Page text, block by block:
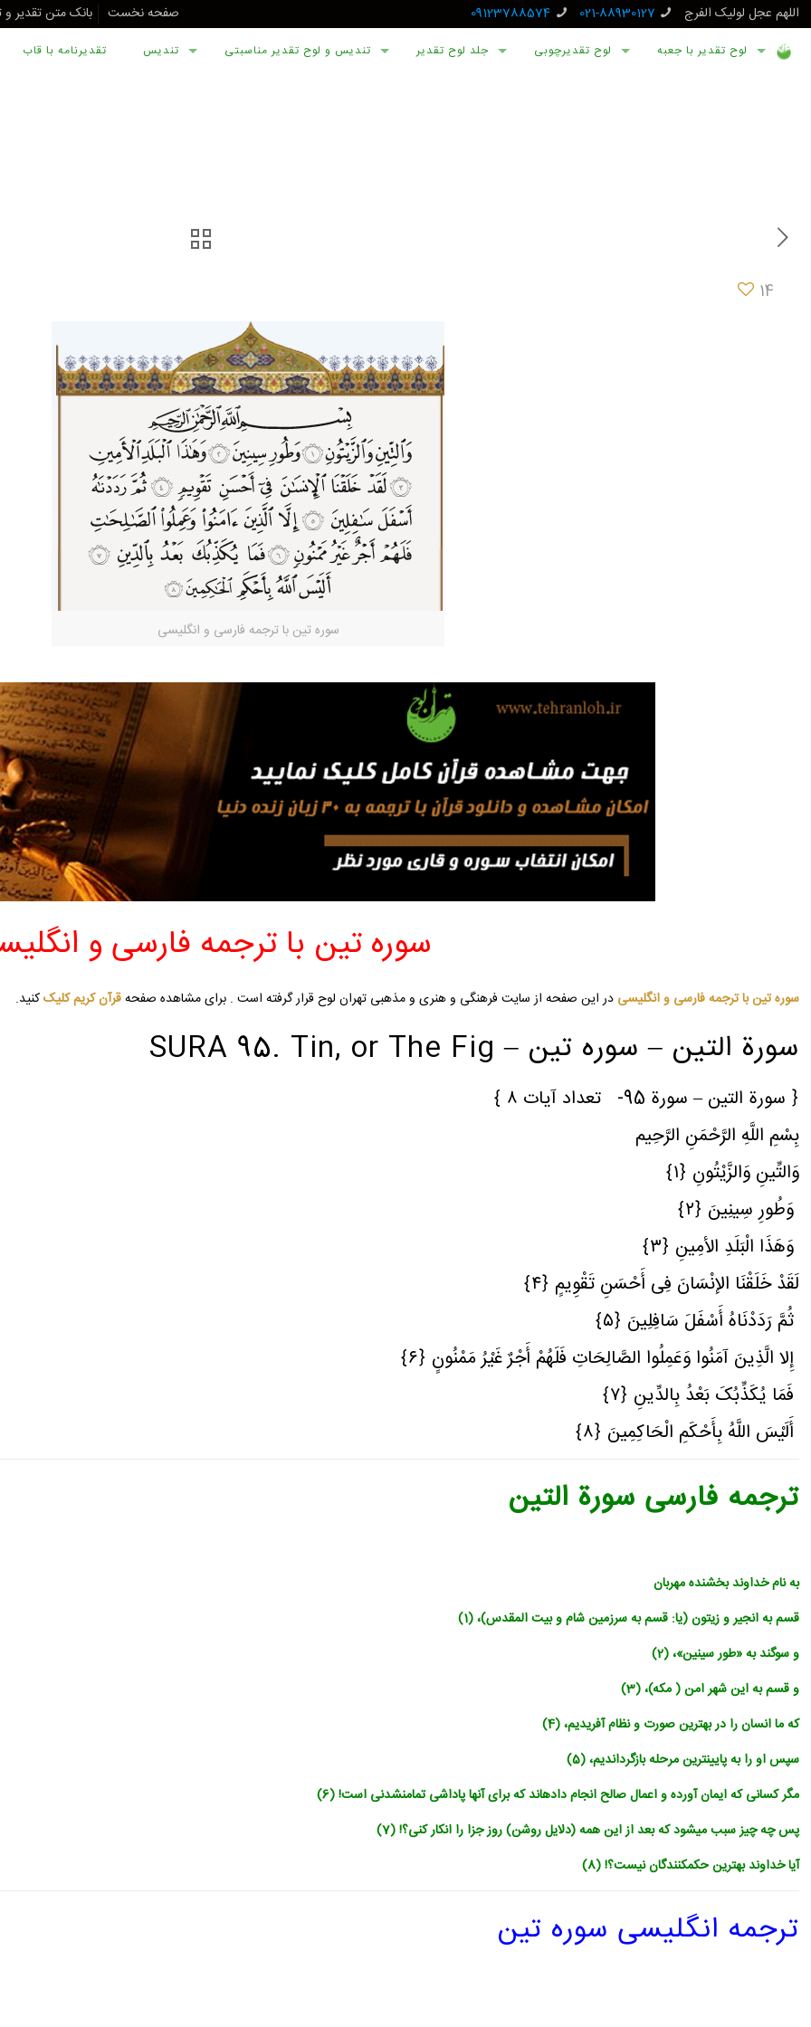
اللهم عجل لولیک الفرج 021-88930127
09123788574 صفحه نخست بانک متن تقدیر
لوح تقدیر با جعبه لوح تقدیرچوبی جلد لوح تقدیر تندیس و لوح تقدیر مناسبتی تندیس تقدیرنامه با قاب
14
سوره تین با ترجمه فارسی و انگلیسی
سوره تین با ترجمه فارسی و
سوره تین با ترجمه فارسی و انگلیسی در این صفحه از سایت فرهنگی و هنری و مذهبی تهران لوح قرار گرفته است . برای مشاهده صفحهقرآن کریمکلیککنید.
سورة التین – سوره تین – SURA 95. Tin, or The Fig
﴿ سورة التین – سورة 95- تعداد آیات ٨ ﴾
بِسْمِ اللَّهِ الرَّحْمَنِ الرَّحِیم
وَالتِّینِ وَالزَّیْتُونِ ﴿١﴾
وَطُورِ سِینِینَ ﴿٢﴾
وَهَذَا الْبَلَدِ الأمِینِ ﴿٣﴾
لَقَدْ خَلَقْنَا الإنْسَانَ فِی أَحْسَنِ تَقْوِیمٍ ﴿٤﴾
ثُمَّ رَدَدْنَاهُ أَسْفَلَ سَافِلِینَ ﴿٥﴾
إِلا الَّذِینَ آمَنُوا وَعَمِلُوا الصَّالِحَاتِ فَلَهُمْ أَجْرٌ غَیْرُ مَمْنُونٍ ﴿٦﴾
فَمَا یُکَذِّبُکَ بَعْدُ بِالدِّینِ ﴿٧﴾
أَلَیْسَ اللَّهُ بِأَحْکَمِ الْحَاکِمِینَ ﴿٨﴾
ترجمه فارسی سورة التین
به نام خداوند بخشنده مهربان
قسم به انجیر و زیتون (یا: قسم به سرزمین شام و بیت المقدس)، (1)
و سوگند به «طور سینین‏»، (2)
و قسم به این شهر امن ( مکه)، (3)
که ما انسان را در بهترین صورت و نظام آفریدیم، (4)
سپس او را به پایین‏ترین مرحله بازگرداندیم، (5)
مگر کسانی که ایمان آورده و اعمال صالح انجام داده‏اند که برای آنها پاداشی تمام‏نشدنی است! (6)
پس چه چیز سبب می‏شود که بعد از این همه (دلایل روشن) روز جزا را انکار کنی؟! (7)
آیا خداوند بهترین حکم‏کنندگان نیست؟! (8)
ترجمه انگلیسی سوره تین